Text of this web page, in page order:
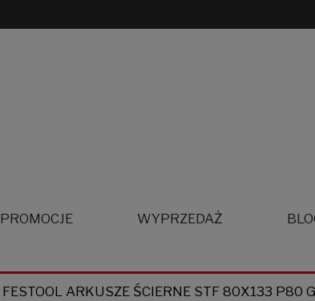
PROMOCJE WYPRZEDAŻ
FESTOOL ARKUSZE ŚCIERNE STF 80X133 P80